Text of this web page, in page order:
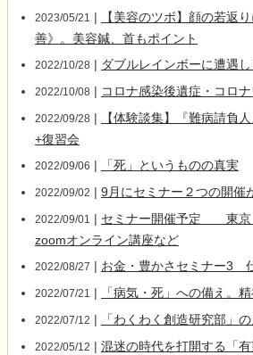
2023/05/21 |
【美容のツボ】顔の若返
善》。美容鍼、首もポイント
2022/10/28 | ダブルレインボーに遭遇
2022/10/08 | コロナ感染後遺症・コロ
2022/09/28 |
【体験談集】『難病請負
+復習会
2022/09/06 | 「死」というものの真実
2022/09/02 | 9月にセミナー２つの開催
2022/09/01 | セミナー開催予定 東京
zoomオンライン講座など
2022/08/27 | お金・豊かさセミナー3
2022/07/21 | 「病気・死」への備え。
2022/07/12 | 「わくわく創造研究部」
2022/05/12 | 混迷の時代を打開する「